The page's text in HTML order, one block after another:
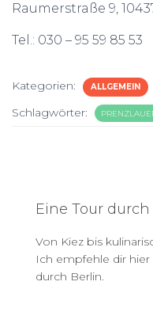
Raumerstraße 9,
Tel.: 030 – 95 59 85 53
Kategorien: ALLGEMEIN
Schlagwörter:
Eine Tour
Von Kiez bis
Ich empfehle dir
durch Berlin.